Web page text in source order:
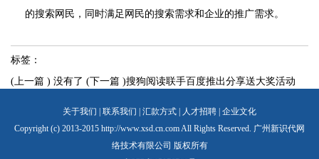
的搜索网民，同时满足网民的搜索需求和企业的推广需求。
标签：
(上一篇 ) 没有了 (下一篇 )搜狗阅读联手百度推出分享送大奖活动
关于我们 联系我们 汇款方式 人才招聘 企业文化
Copyright (c) 2013-2015 http://www.xsd.cn.com All Rights Reserved. 广州新识代网
络技术有限公司 版权所有